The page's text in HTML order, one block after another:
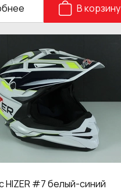
В корзину
#7 белый-синий